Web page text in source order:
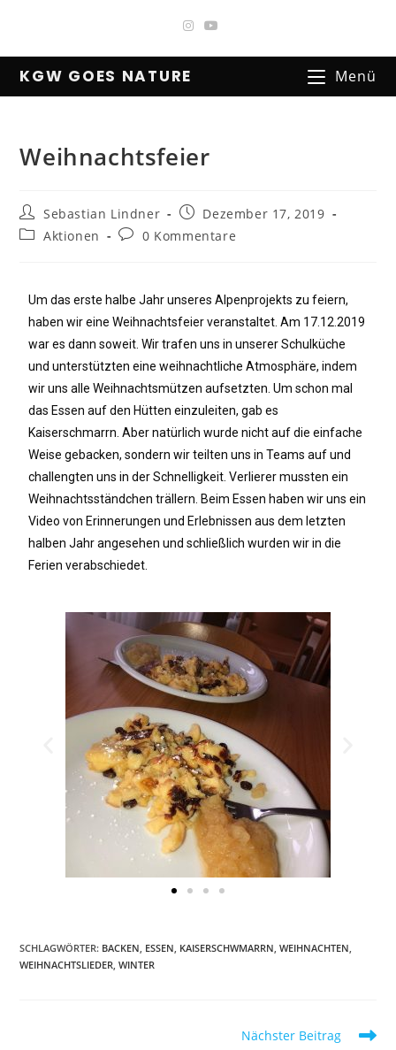
KGW GOES NATURE Menü
Weihnachtsfeier
Sebastian Lindner
Dezember 17, 2019
Aktionen
0 Kommentare
Um das erste halbe Jahr unseres Alpenprojekts zu feiern,
haben wir eine Weihnachtsfeier veranstaltet. Am 17.12.2019
war es dann soweit. Wir trafen uns in unserer Schulküche
und unterstützten eine weihnachtliche Atmosphäre, indem
wir uns alle Weihnachtsmützen aufsetzten. Um schon mal
das Essen auf den Hütten einzuleiten, gab es
Kaiserschmarrn. Aber natürlich wurde nicht auf die einfache
Weise gebacken, sondern wir teilten uns in Teams auf und
challengten uns in der Schnelligkeit. Verlierer mussten ein
Weihnachtsständchen trällern. Beim Essen haben wir uns ein
Video von Erinnerungen und Erlebnissen aus dem letzten
halben Jahr angesehen und schließlich wurden wir in die
Ferien verabschiedet.
SCHLAGWÖRTER: BACKEN, ESSEN, KAISERSCHWMARRN, WEIHNACHTEN,
WEIHNACHTSLIEDER, WINTER
Nächster Beitrag